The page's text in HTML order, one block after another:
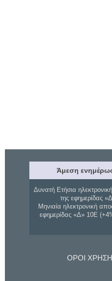
Άμεση
Δυνατή Ετήσια
της εφημερίδας
Μηνιαία ηλεκτρονική
εφημερίδας «Δ» 10Ε
ΟΡΟΙ